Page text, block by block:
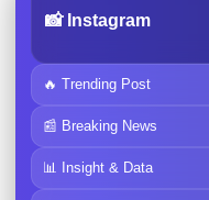
📸 Instagram
🔥 Trending Post
📰 Breaking News
📊 Insight & Data